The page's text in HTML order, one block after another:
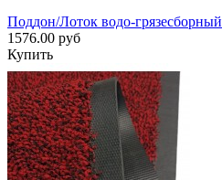
Поддон/Лоток водо-грязесборный
1576.00 руб
Купить